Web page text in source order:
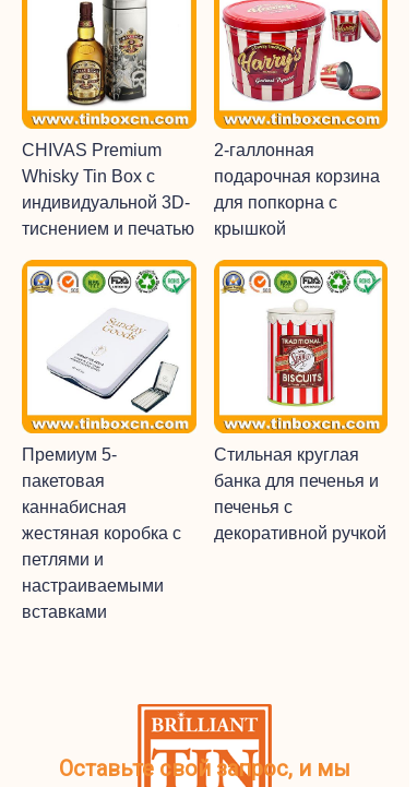
CHIVAS Premium
Whisky Tin Box с
индивидуальной 3D-
тиснением и печатью
2-галлонная
подарочная корзина
для попкорна с
крышкой
Премиум 5-
пакетовая
каннабисная
жестяная коробка с
петлями и
настраиваемыми
вставками
Стильная круглая
банка для печенья и
печенья с
декоративной ручкой
Оставьте свой запрос, и мы